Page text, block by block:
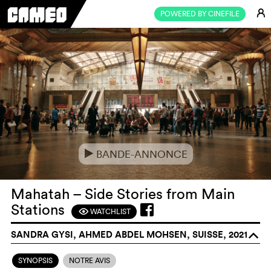
POWERED BY CINEFILE E
e BANDE-ANNONCE
Mahatah – Side Stories from Main
Stations
FWATCHLIST
SANDRA GYSI, AHMED ABDEL MOHSEN, SUISSE, 2021o
SYNOPSIS NOTRE AVIS